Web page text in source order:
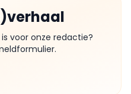
voor onze redactie?